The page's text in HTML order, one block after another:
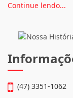
Negócios: • Julio
Continue lendo...